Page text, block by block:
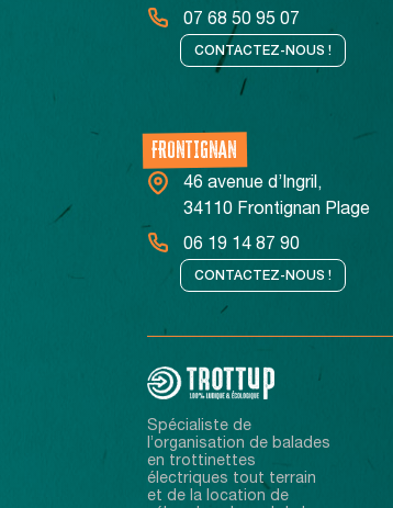
07 68 50 95 07
CONTACTEZ-NOUS !
FRONTIGNAN
46 avenue d’Ingril,
34110 Frontignan Plage
06 19 14 87 90
CONTACTEZ-NOUS !
Spécialiste de
l’organisation de balades
en trottinettes
électriques tout terrain
et de la location de